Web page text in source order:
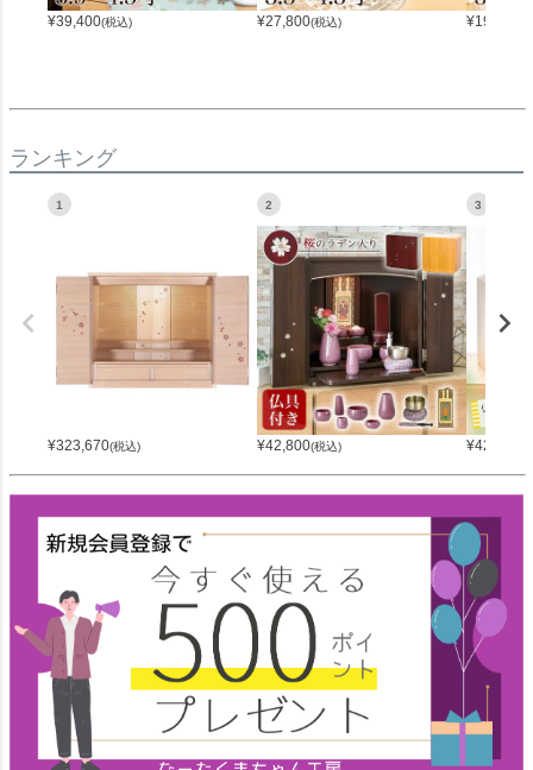
¥39,400(税込) ¥27,800(税込) ¥19,800
ランキング
1
¥323,670(税込)
2
¥42,800(税込)
3
¥42,800